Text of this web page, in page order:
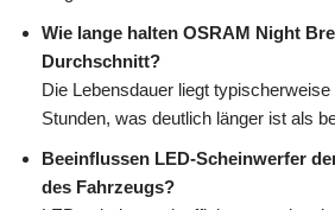
Wie lange halten OSRAM Night
Durchschnitt?
Die Lebensdauer liegt typischerweise
Stunden, was deutlich länger ist als
Beeinflussen LED-Scheinwerfer
des Fahrzeugs?